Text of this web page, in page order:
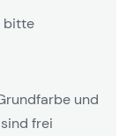
bitte
und
frei